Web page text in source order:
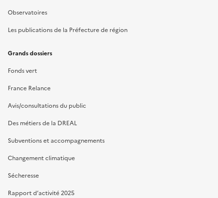
Observatoires
Les publications de la Préfecture de région
Grands dossiers
Fonds vert
France Relance
Avis/consultations du public
Des métiers de la DREAL
Subventions et accompagnements
Changement climatique
Sécheresse
Rapport d’activité 2025